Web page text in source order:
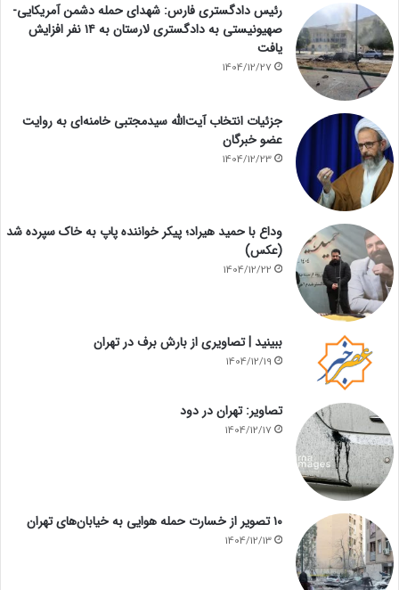
رئیس دادگستری فارس: شهدای حمله دشمن آمریکایی-
صهیونیستی به دادگستری لارستان به ۱۴ نفر افزایش
یافت
1404/12/27
جزئیات انتخاب آیت‌الله سیدمجتبی خامنه‌ای به روایت
عضو خبرگان
1404/12/23
وداع با حمید هیراد؛ پیکر خواننده پاپ به خاک سپرده شد
(عکس)
1404/12/22
ببینید | تصاویری از بارش برف در تهران
1404/12/19
تصاویر: تهران در دود
1404/12/17
۱۰ تصویر از خسارت حمله هوایی به خیابان‌های تهران
1404/12/13